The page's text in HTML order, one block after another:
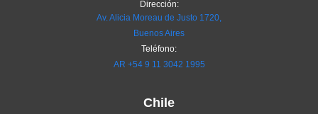
Dirección:
Av. Alicia Moreau de Justo 1720,
Buenos Aires
Teléfono:
AR +54 9 11 3042 1995
Chile